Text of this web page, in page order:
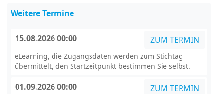
Weitere Termine
15.08.2026 00:00 ZUM TERMIN
eLearning, die Zugangsdaten werden zum Stichtag
übermittelt, den Startzeitpunkt bestimmen Sie selbst.
01.09.2026 00:00 ZUM TERMIN